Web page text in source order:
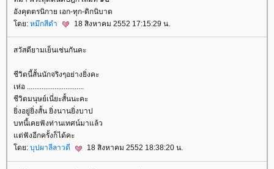
อังคุตตรนิกาย เอก-ทุก-ติกนิบาต
ดย: หมึกสีดำ 18 สิงหาคม 2552 17:15:29 น.
สวัสดียามเย็นเช่นกันคะ
ชีวิตนี้สั้นนักจริงๆอย่างยิ่งคะ
เห่อ ...............................
ชีวิตมนุษย์เนี่ยะสั้นนะคะ
ิ่งอยู่ยิ่งสั้น ยิ่งนานยิ่งบาป
บทนี้เคยฟังท่านเทศน์มาแล้ว
ต่ฟังอีกครั้งก็ได้คะ
ดย: บุปผาลีลาวดี 18 สิงหาคม 2552 18:38:20 น.